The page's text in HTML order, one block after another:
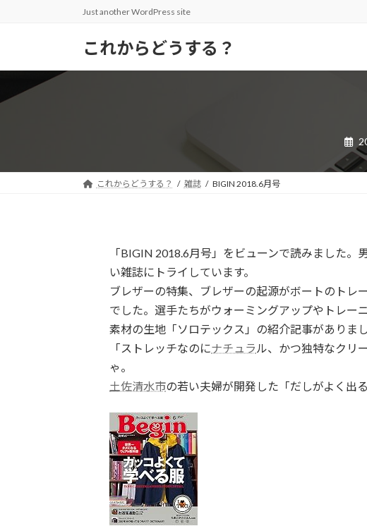
Just another WordPress site
これからどうする？
これからどうする？ 雑誌 BIGIN 2018.6月号
「BIGIN 2018.6月号」をビューンで読みました
い雑誌にトライしています。
ブレザーの特集、ブレザーの起源がボートのトレ
でした。選手たちがウォーミングアップやトレー
素材の生地「ソロテックス」の紹介記事がありまし
「ストレッチなのにナチュラル、かつ独特なクリ
ゃ。
土佐清水市の若い夫婦が開発した「だしがよく出